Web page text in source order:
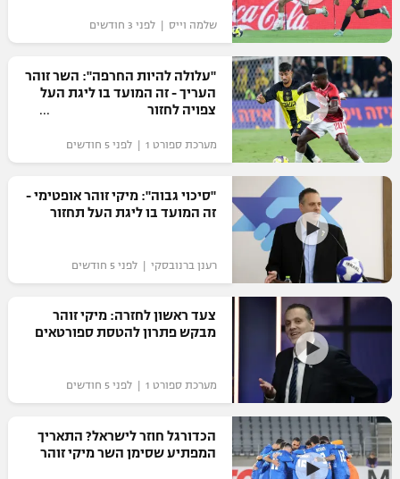
תוצאות
לוח שידורים
ברחבה
"מעל הליגה" – פודקאסט
"מחצית בשכונה" – פודקאסט
משתתפים וזוכים בפרסים
תקנון משתתפים וזוכים בפרסים
תקנון עבור פעילות אלקטרה
תקנון עבור פעילות ספורט 1 – "מרלן"
טניס
גיימינג E-Sports
הפועל תל אביב
הפועל חיפה
הפועל באר שבע
מכבי נתניה
בני יהודה
ליגה הולנדית
ליגה סינית
ליגה ברזילאית
ליגות נוספות
דני אבדיה
שחייה
ג'ודו
אגרוף
ספורט אולימפי
היאבקות WWE
אופניים
ספורט מוטורי
כדורמים
פוטבול אמריקאי NFL
בייסבול MLB
שלמה וייס | לפני 3 חודשים
"עלולה להיות החרפה": השר זוהר
העריך - זה המועד בו ליגת העל
צפויה לחזור
מערכת ספורט 1 | לפני 5 חודשים
"סיכוי גבוה": מיקי זוהר אופטימי -
זה המועד בו ליגת העל תחזור
רענן ברנובסקי | לפני 5 חודשים
צעד ראשון לחזרה: מיקי זוהר
מבקש פתרון להטסת ספורטאים
מערכת ספורט 1 | לפני 5 חודשים
הכדורגל חוזר לישראל? התאריך
המפתיע שסימן השר מיקי זוהר